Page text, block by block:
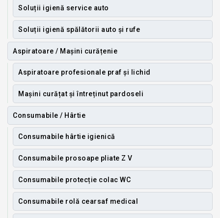
Soluții igienă service auto
Soluții igienă spălătorii auto și rufe
Aspiratoare / Mașini curățenie
Aspiratoare profesionale praf și lichid
Mașini curățat și întreținut pardoseli
Consumabile / Hârtie
Consumabile hârtie igienică
Consumabile prosoape pliate Z V
Consumabile protecție colac WC
Consumabile rolă cearsaf medical